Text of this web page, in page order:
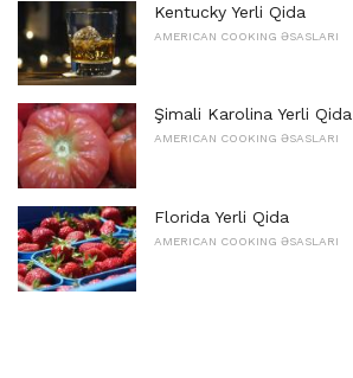
Kentucky Yerli Qida
AMERICAN COOKING ƏSASLARI
Şimali Karolina Yerli Qida
AMERICAN COOKING ƏSASLARI
Florida Yerli Qida
AMERICAN COOKING ƏSASLARI